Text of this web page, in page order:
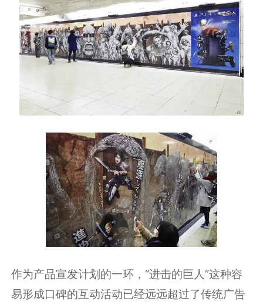
作为产品宣发计划的一环，“进击的巨人”这种容
易形成口碑的互动活动已经远远超过了传统广告